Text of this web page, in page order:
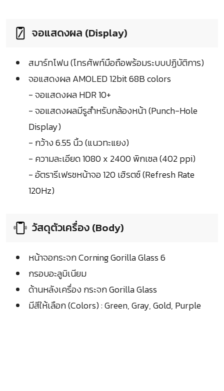
จอแสดงผล (Display)
สมาร์ทโฟน (โทรศัพท์มือถือพร้อมระบบปฏิบัติการ)
จอแสดงผล AMOLED 12bit 68B colors
- จอแสดงผล HDR 10+
- จอแสดงผลมีรูสำหรับกล้องหน้า (Punch-Hole
Display)
- กว้าง 6.55 นิ้ว (แนวทะแยง)
- ความละเอียด 1080 x 2400 พิกเซล (402 ppi)
- อัตรารีเฟรชหน้าจอ 120 เฮิรตซ์ (Refresh Rate
120Hz)
วัสดุตัวเครื่อง (Body)
หน้าจอกระจก Corning Gorilla Glass 6
กรอบอะลูมิเนียม
ด้านหลังเครื่อง กระจก Gorilla Glass
มีสีให้เลือก (Colors) : Green, Gray, Gold, Purple